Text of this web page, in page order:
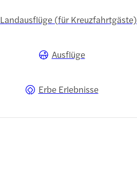
Landausflüge (für Kreuzfahrtgäste)
Ausflüge
Erbe Erlebnisse